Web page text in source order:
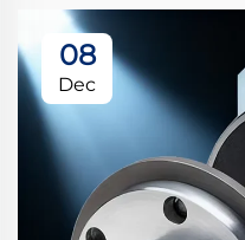
08
Dec